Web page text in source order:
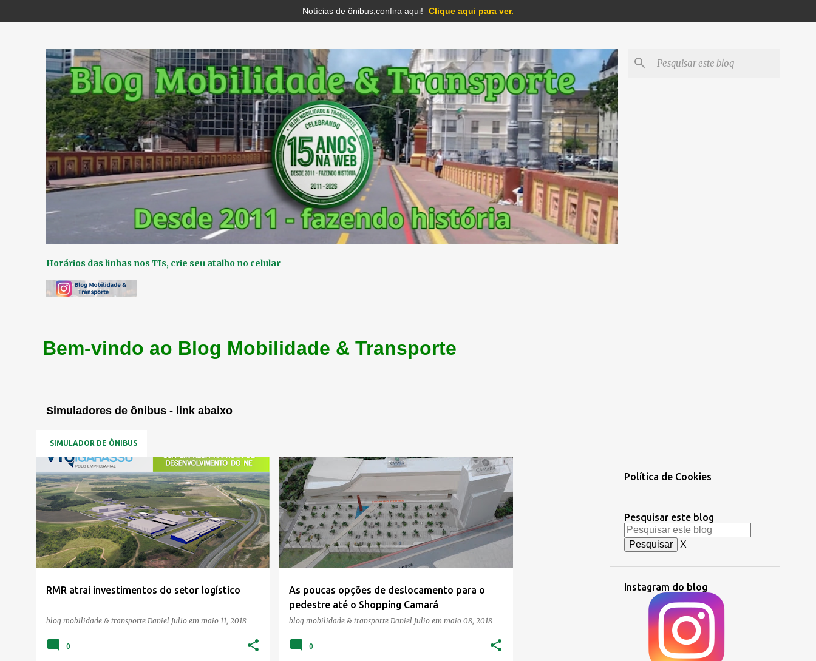
Pular para o conteúdo principal
Horários das linhas nos TIs, crie seu atalho no celular
Notícias de ônibus,confira aqui! Clique aqui para ver.
Bem-vindo ao Blog Mobilidade & Transporte
Simuladores de ônibus - link abaixo
SIMULADOR DE ÔNIBUS
P
o
s
t
a
g
RMR atrai investimentos do setor logístico
blog mobilidade & transporte Daniel Julio em maio 11, 2018
LOGÍSTICA
0
As poucas opções de deslocamento para o
pedestre até o Shopping Camará
blog mobilidade & transporte Daniel Julio em maio 08, 2018
0
Política de Cookies
Pesquisar este blog
X
Instagram do blog